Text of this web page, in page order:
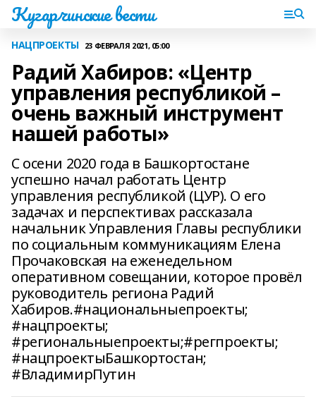
Кугарчинские вести
НАЦПРОЕКТЫ 23 ФЕВРАЛЯ 2021, 05:00
Радий Хабиров: «Центр
управления республикой –
очень важный инструмент
нашей работы»
С осени 2020 года в Башкортостане
успешно начал работать Центр
управления республикой (ЦУР). О его
задачах и перспективах рассказала
начальник Управления Главы республики
по социальным коммуникациям Елена
Прочаковская на еженедельном
оперативном совещании, которое провёл
руководитель региона Радий
Хабиров.#национальныепроекты;
#нацпроекты;
#региональныепроекты;#регпроекты;
#нацпроектыБашкортостан;
#ВладимирПутин